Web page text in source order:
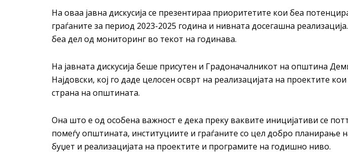
На оваа јавна дискусија се презентираа приоритетите кои беа
граѓаните за период 2023-2025 година и нивната досегашна
беа дел од мониторинг во текот на годинава.
На јавната дискусија беше присутен и Градоначалникот на општина
Најдовски, кој го даде целосен осврт на реализацијата на проектите
страна на општината.
Она што е од особена важност е дека преку ваквите иницијативи се
помеѓу општината, институциите и граѓаните со цел добро планирање
буџет и реализацијата на проектите и програмите на годишно ниво.